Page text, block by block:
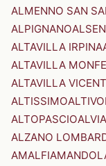
ALMENNO SAN
ALPIGNANO
ALTAVILLA IRPINA
ALTAVILLA
ALTAVILLA
ALTISSIMO
ALTOPASCIO
ALZANO
AMALFI